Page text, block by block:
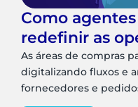
Como
redefinir as
As áreas de compras
digitalizando fluxos e
fornecedores e